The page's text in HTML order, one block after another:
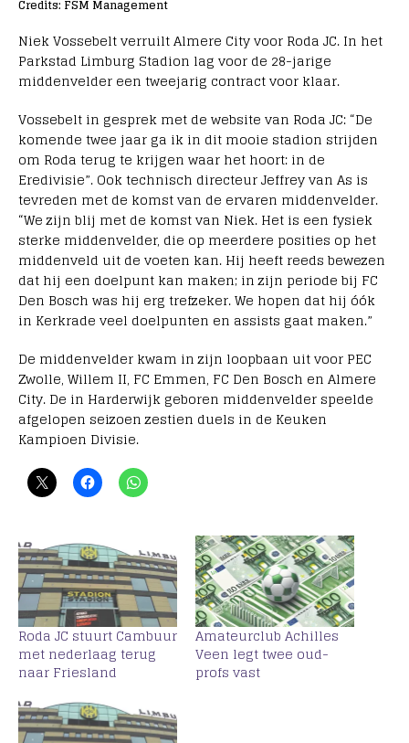
Credits: FSM Management
Niek Vossebelt verruilt Almere City voor Roda JC. In het
Parkstad Limburg Stadion lag voor de 28-jarige
middenvelder een tweejarig contract voor klaar.
Vossebelt in gesprek met de website van Roda JC: “De
komende twee jaar ga ik in dit mooie stadion strijden
om Roda terug te krijgen waar het hoort: in de
Eredivisie”. Ook technisch directeur Jeffrey van As is
tevreden met de komst van de ervaren middenvelder.
“We zijn blij met de komst van Niek. Het is een fysiek
sterke middenvelder, die op meerdere posities op het
middenveld uit de voeten kan. Hij heeft reeds bewezen
dat hij een doelpunt kan maken; in zijn periode bij FC
Den Bosch was hij erg trefzeker. We hopen dat hij óók
in Kerkrade veel doelpunten en assists gaat maken.”
De middenvelder kwam in zijn loopbaan uit voor PEC
Zwolle, Willem II, FC Emmen, FC Den Bosch en Almere
City. De in Harderwijk geboren middenvelder speelde
afgelopen seizoen zestien duels in de Keuken
Kampioen Divisie.
Roda JC stuurt Cambuur
met nederlaag terug
naar Friesland
Amateurclub Achilles
Veen legt twee oud-
profs vast